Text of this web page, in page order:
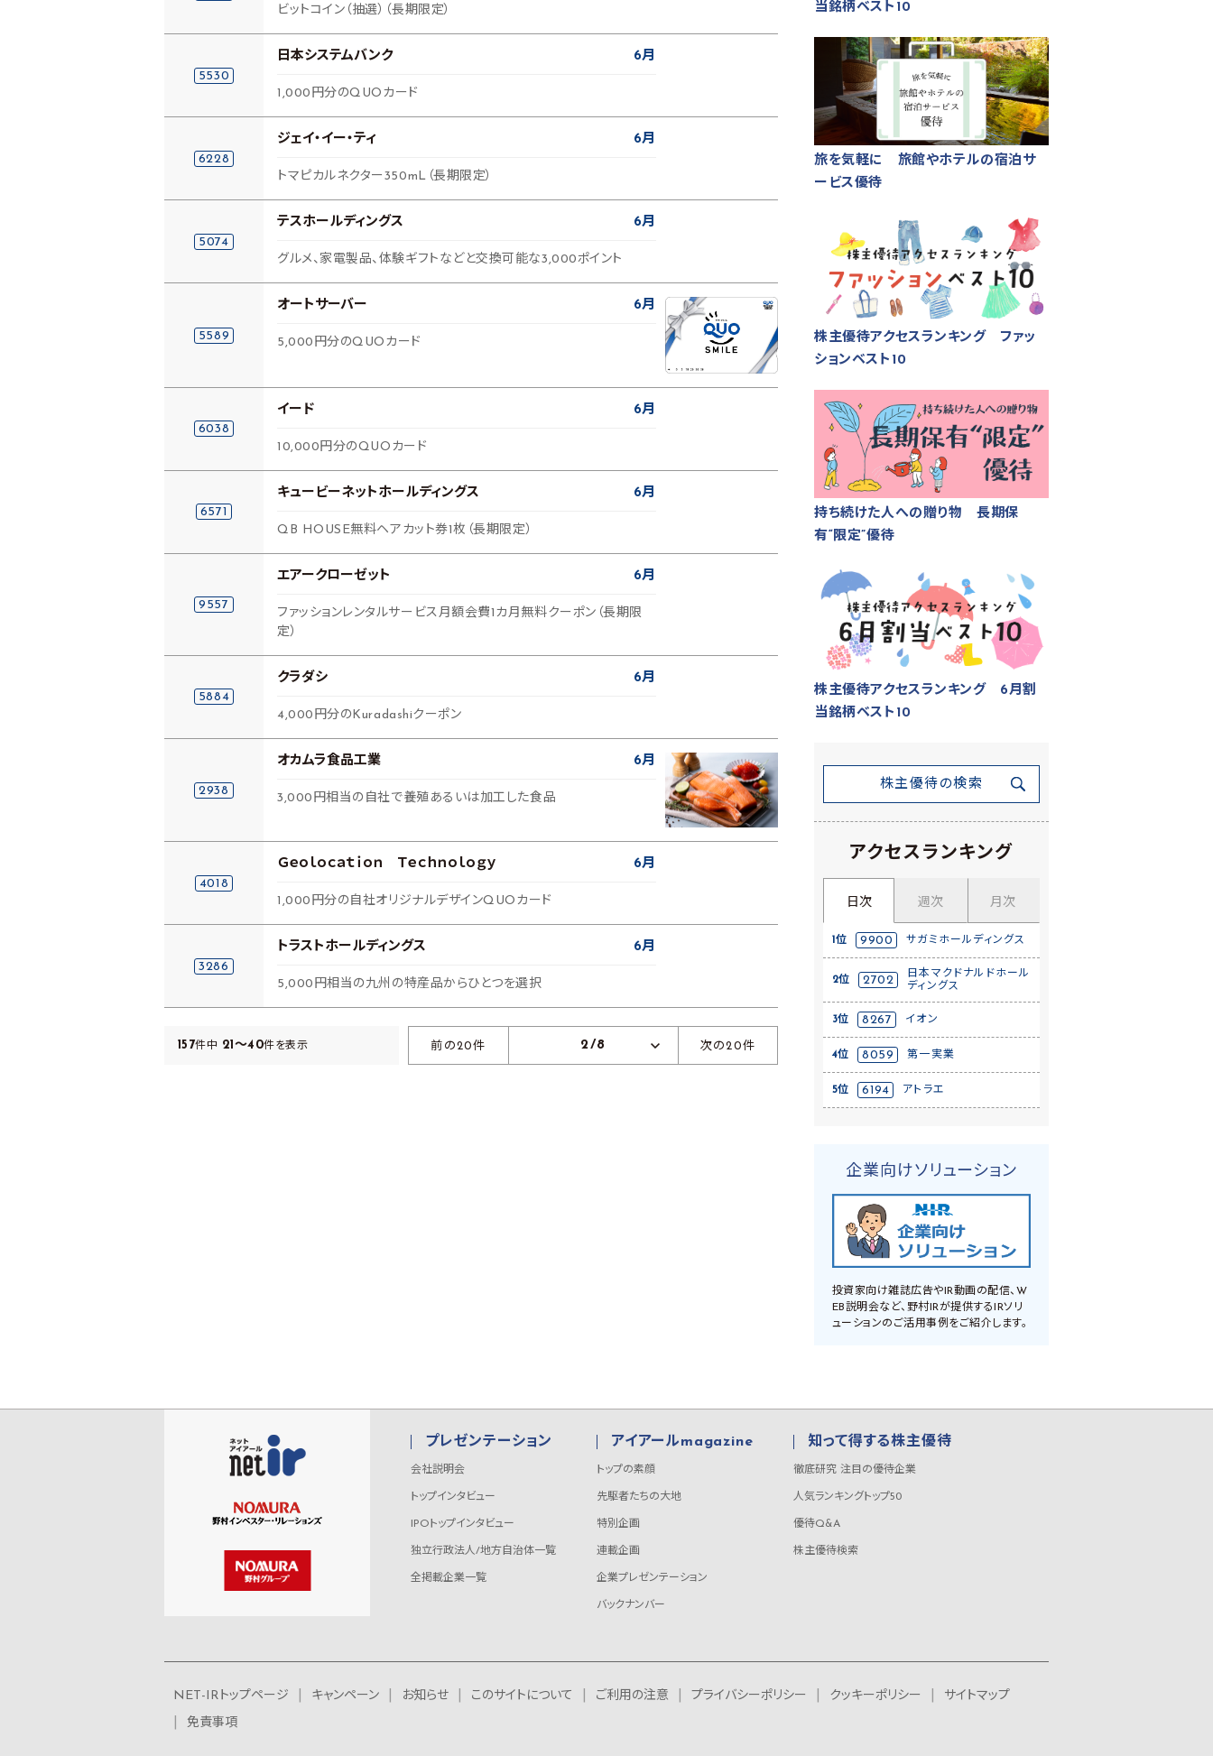
ビットコイン（抽選）（長期限定）
5530
日本システムバンク 6月
1,000円分のQUOカード
6228
ジェイ・イー・ティ 6月
トマピカルネクター350mL（長期限定）
5074
テスホールディングス 6月
グルメ、家電製品、体験ギフトなどと交換可能な3,000ポイント
5589
オートサーバー 6月
5,000円分のQUOカード
6038
イード 6月
10,000円分のQUOカード
6571
キュービーネットホールディングス 6月
QB HOUSE無料ヘアカット券1枚（長期限定）
9557
エアークローゼット 6月
ファッションレンタルサービス月額会費1カ月無料クーポン（長期限
定）
5884
クラダシ 6月
4,000円分のKuradashiクーポン
2938
オカムラ食品工業 6月
3,000円相当の自社で養殖あるいは加工した食品
4018
Ｇｅｏｌｏｃａｔｉｏｎ Ｔｅｃｈｎｏｌｏｇｙ 6月
1,000円分の自社オリジナルデザインQUOカード
3286
トラストホールディングス 6月
5,000円相当の九州の特産品からひとつを選択
157件中 21～40件を表示 前の20件 2/8 次の20件
当銘柄ベスト10
旅を気軽に 旅館やホテルの宿泊サ
ービス優待
株主優待アクセスランキング ファッ
ションベスト10
持ち続けた人への贈り物 長期保
有“限定”優待
株主優待アクセスランキング 6月割
当銘柄ベスト10
株主優待の検索
アクセスランキング
日次 週次 月次
1位 9900 サガミホールディングス
2位 2702
日本マクドナルドホール
ディングス
3位 8267 イオン
4位 8059 第一実業
5位 6194 アトラエ
企業向けソリューション
投資家向け雑誌広告やIR動画の配信、W
EB説明会など、野村IRが提供するIRソリ
ューションのご活用事例をご紹介します。
プレゼンテーション
会社説明会
トップインタビュー
IPOトップインタビュー
独立行政法人/地方自治体一覧
全掲載企業一覧
アイアールmagazine
トップの素顔
先駆者たちの大地
特別企画
連載企画
企業プレゼンテーション
バックナンバー
知って得する株主優待
徹底研究 注目の優待企業
人気ランキングトップ50
優待Q&A
株主優待検索
NET-IRトップページ キャンペーン お知らせ このサイトについて ご利用の注意 プライバシーポリシー クッキーポリシー
サイトマップ
免責事項